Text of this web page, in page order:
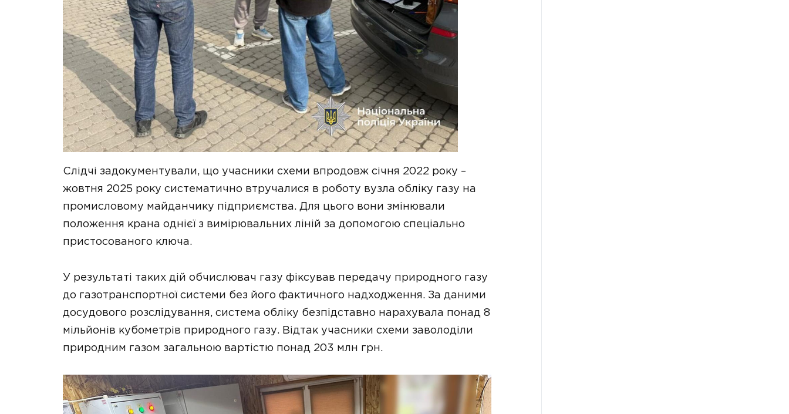
Слідчі задокументували, що учасники схеми впродовж січня 2022 року –
жовтня 2025 року систематично втручалися в роботу вузла обліку газу на
промисловому майданчику підприємства. Для цього вони змінювали
положення крана однієї з вимірювальних ліній за допомогою спеціально
пристосованого ключа.
У результаті таких дій обчислювач газу фіксував передачу природного газу
до газотранспортної системи без його фактичного надходження. За даними
досудового розслідування, система обліку безпідставно нарахувала понад 8
мільйонів кубометрів природного газу. Відтак учасники схеми заволоділи
природним газом загальною вартістю понад 203 млн грн.